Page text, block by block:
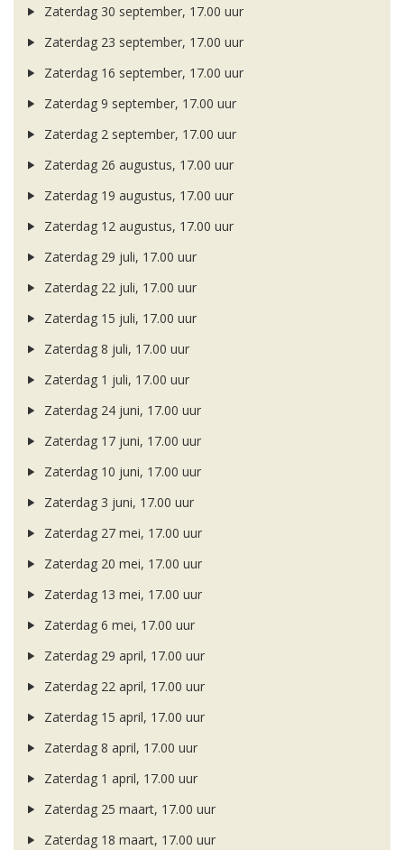
Zaterdag 30 september, 17.00 uur
Zaterdag 23 september, 17.00 uur
Zaterdag 16 september, 17.00 uur
Zaterdag 9 september, 17.00 uur
Zaterdag 2 september, 17.00 uur
Zaterdag 26 augustus, 17.00 uur
Zaterdag 19 augustus, 17.00 uur
Zaterdag 12 augustus, 17.00 uur
Zaterdag 29 juli, 17.00 uur
Zaterdag 22 juli, 17.00 uur
Zaterdag 15 juli, 17.00 uur
Zaterdag 8 juli, 17.00 uur
Zaterdag 1 juli, 17.00 uur
Zaterdag 24 juni, 17.00 uur
Zaterdag 17 juni, 17.00 uur
Zaterdag 10 juni, 17.00 uur
Zaterdag 3 juni, 17.00 uur
Zaterdag 27 mei, 17.00 uur
Zaterdag 20 mei, 17.00 uur
Zaterdag 13 mei, 17.00 uur
Zaterdag 6 mei, 17.00 uur
Zaterdag 29 april, 17.00 uur
Zaterdag 22 april, 17.00 uur
Zaterdag 15 april, 17.00 uur
Zaterdag 8 april, 17.00 uur
Zaterdag 1 april, 17.00 uur
Zaterdag 25 maart, 17.00 uur
Zaterdag 18 maart, 17.00 uur